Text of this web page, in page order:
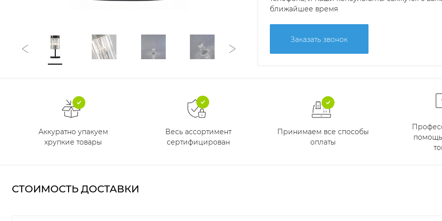
ближайшее время
Заказать звонок
Аккуратно упакуем
хрупкие товары
Весь ассортимент
сертифицирован
Принимаем все способы
оплаты
СТОИМОСТЬ ДОСТАВКИ